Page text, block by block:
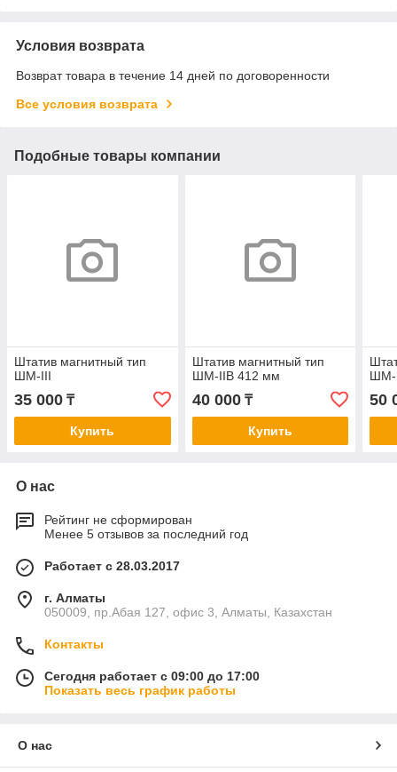
Условия возврата
Возврат товара в течение 14 дней по договоренности
Все условия возврата
Подобные товары компании
Штатив магнитный тип
ШМ-III
35 000 ₸
Купить
Штатив магнитный тип
ШМ-IIВ 412 мм
40 000₸
Купить
ШМ-
50
О нас
Рейтинг не сформирован
Менее 5 отзывов за последний год
Работает с 28.03.2017
г. Алматы
050009, пр.Абая 127, офис 3, Алматы, Казахстан
Контакты
Сегодня работает с 09:00 до 17:00
Показать весь график работы
О нас